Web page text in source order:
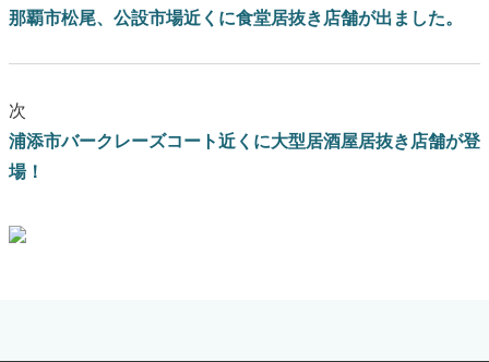
那覇市松尾、公設市場近くに食堂居抜き店舗が出ました。
次
浦添市バークレーズコート近くに大型居酒屋居抜き店舗が登
場！